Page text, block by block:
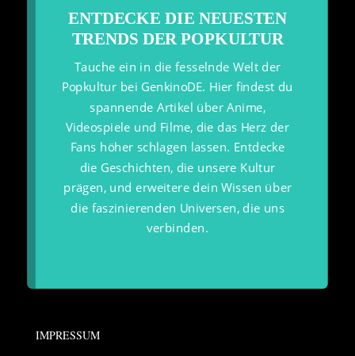
ENTDECKE DIE NEUESTEN
TRENDS DER POPKULTUR
Tauche ein in die fesselnde Welt der
Popkultur bei GenkinoDE. Hier findest du
spannende Artikel über Anime,
Videospiele und Filme, die das Herz der
Fans höher schlagen lassen. Entdecke
die Geschichten, die unsere Kultur
prägen, und erweitere dein Wissen über
die faszinierenden Universen, die uns
verbinden.
IMPRESSUM